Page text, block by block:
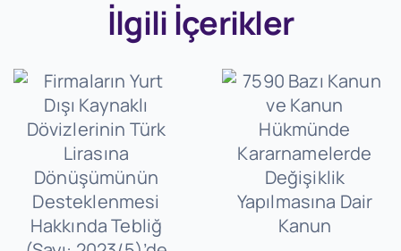
İlgili İçerikler